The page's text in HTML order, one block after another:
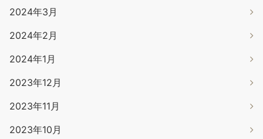
2024年3月
2024年2月
2024年1月
2023年12月
2023年11月
2023年10月